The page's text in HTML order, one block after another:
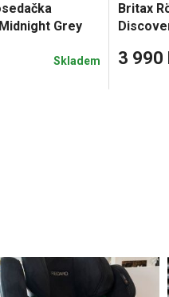
Grey
Skladem
Britax
3 990